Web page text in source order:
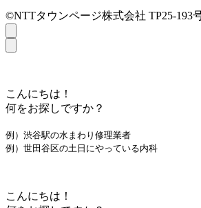
©NTTタウンページ株式会社 TP25-193号
こんにちは！
何をお探しですか？
例）渋谷駅の水まわり修理業者
例）世田谷区の土日にやっている内科
こんにちは！